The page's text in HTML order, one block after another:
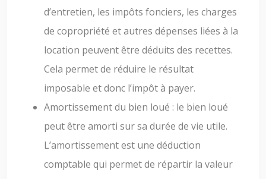
d’entretien, les impôts fonciers, les charges
de copropriété et autres dépenses liées à la
location peuvent être déduits des recettes.
Cela permet de réduire le résultat
imposable et donc l’impôt à payer.
Amortissement du bien loué : le bien loué
peut être amorti sur sa durée de vie utile.
L’amortissement est une déduction
comptable qui permet de répartir la valeur